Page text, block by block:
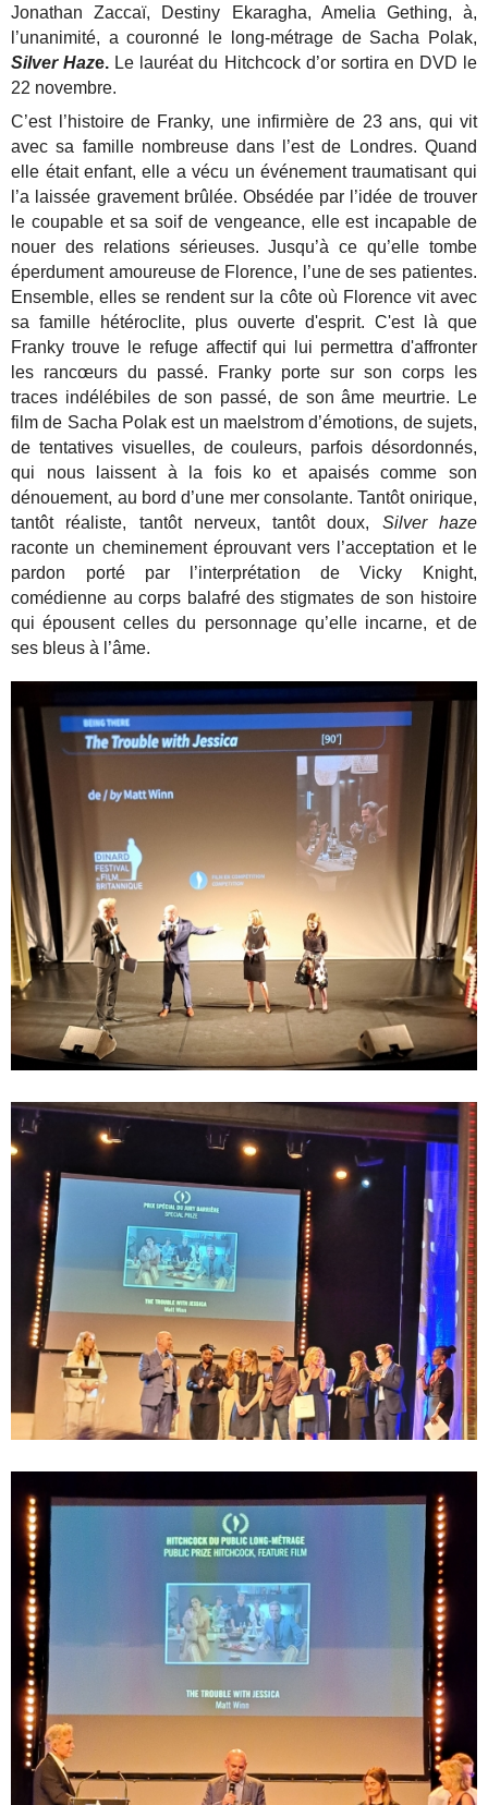
Jonathan Zaccaï, Destiny Ekaragha, Amelia Gething, à,
l’unanimité, a couronné le long-métrage de Sacha Polak,
Silver Haze. Le lauréat du Hitchcock d’or sortira en DVD le
22 novembre.
C’est l’histoire de Franky, une infirmière de 23 ans, qui vit
avec sa famille nombreuse dans l’est de Londres. Quand
elle était enfant, elle a vécu un événement traumatisant qui
l’a laissée gravement brûlée. Obsédée par l’idée de trouver
le coupable et sa soif de vengeance, elle est incapable de
nouer des relations sérieuses. Jusqu’à ce qu’elle tombe
éperdument amoureuse de Florence, l’une de ses patientes.
Ensemble, elles se rendent sur la côte où Florence vit avec
sa famille hétéroclite, plus ouverte d'esprit. C'est là que
Franky trouve le refuge affectif qui lui permettra d'affronter
les rancœurs du passé. Franky porte sur son corps les
traces indélébiles de son passé, de son âme meurtrie. Le
film de Sacha Polak est un maelstrom d’émotions, de sujets,
de tentatives visuelles, de couleurs, parfois désordonnés,
qui nous laissent à la fois ko et apaisés comme son
dénouement, au bord d’une mer consolante. Tantôt onirique,
tantôt réaliste, tantôt nerveux, tantôt doux, Silver haze
raconte un cheminement éprouvant vers l’acceptation et le
pardon porté par l’interprétation de Vicky Knight,
comédienne au corps balafré des stigmates de son histoire
qui épousent celles du personnage qu’elle incarne, et de
ses bleus à l’âme.